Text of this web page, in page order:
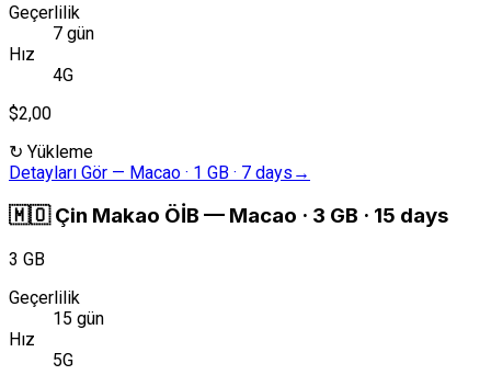
Geçerlilik
7 gün
Hız
4G
$2,00
↻ Yükleme
Detayları Gör — Macao · 1 GB · 7 days →
🇲🇴 Çin Makao ÖİB — Macao · 3 GB · 15 days
3 GB
Geçerlilik
15 gün
Hız
5G